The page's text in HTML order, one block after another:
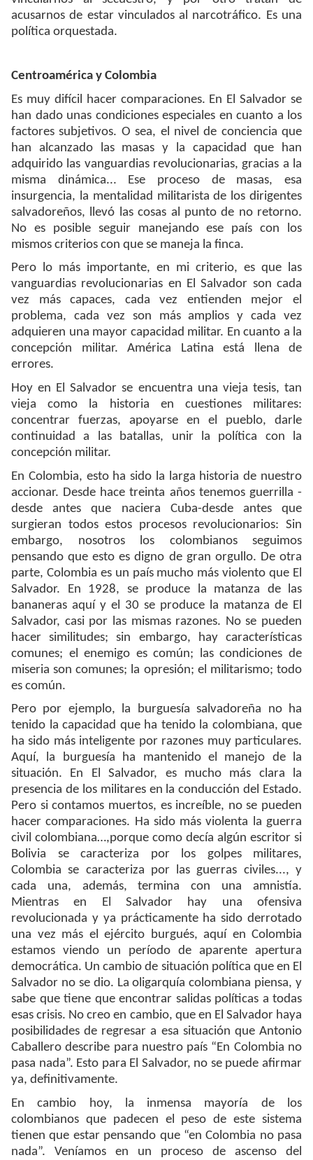
acusarnos de estar vinculados al narcotráfico. Es una
política orquestada.
Centroamérica y Colombia
Es muy difícil hacer comparaciones. En El Salvador se
han dado unas condiciones especiales en cuanto a los
factores subjetivos. O sea, el nivel de conciencia que
han alcanzado las masas y la capacidad que han
adquirido las vanguardias revolucionarias, gracias a la
misma dinámica... Ese proceso de masas, esa
insurgencia, la mentalidad militarista de los dirigentes
salvadoreños, llevó las cosas al punto de no retorno.
No es posible seguir manejando ese país con los
mismos criterios con que se maneja la finca.
Pero lo más importante, en mi criterio, es que las
vanguardias revolucionarias en El Salvador son cada
vez más capaces, cada vez entienden mejor el
problema, cada vez son más amplios y cada vez
adquieren una mayor capacidad militar. En cuanto a la
concepción militar. América Latina está llena de
errores.
Hoy en El Salvador se encuentra una vieja tesis, tan
vieja como la historia en cuestiones militares:
concentrar fuerzas, apoyarse en el pueblo, darle
continuidad a las batallas, unir la política con la
concepción militar.
En Colombia, esto ha sido la larga historia de nuestro
accionar. Desde hace treinta años tenemos guerrilla -
desde antes que naciera Cuba-desde antes que
surgieran todos estos procesos revolucionarios: Sin
embargo, nosotros los colombianos seguimos
pensando que esto es digno de gran orgullo. De otra
parte, Colombia es un país mucho más violento que El
Salvador. En 1928, se produce la matanza de las
bananeras aquí y el 30 se produce la matanza de El
Salvador, casi por las mismas razones. No se pueden
hacer similitudes; sin embargo, hay características
comunes; el enemigo es común; las condiciones de
miseria son comunes; la opresión; el militarismo; todo
es común.
Pero por ejemplo, la burguesía salvadoreña no ha
tenido la capacidad que ha tenido la colombiana, que
ha sido más inteligente por razones muy particulares.
Aquí, la burguesía ha mantenido el manejo de la
situación. En El Salvador, es mucho más clara la
presencia de los militares en la conducción del Estado.
Pero si contamos muertos, es increíble, no se pueden
hacer comparaciones. Ha sido más violenta la guerra
civil colombiana…,porque como decía algún escritor si
Bolivia se caracteriza por los golpes militares,
Colombia se caracteriza por las guerras civiles..., y
cada una, además, termina con una amnistía.
Mientras en El Salvador hay una ofensiva
revolucionada y ya prácticamente ha sido derrotado
una vez más el ejército burgués, aquí en Colombia
estamos viendo un período de aparente apertura
democrática. Un cambio de situación política que en El
Salvador no se dio. La oligarquía colombiana piensa, y
sabe que tiene que encontrar salidas políticas a todas
esas crisis. No creo en cambio, que en El Salvador haya
posibilidades de regresar a esa situación que Antonio
Caballero describe para nuestro país “En Colombia no
pasa nada”. Esto para El Salvador, no se puede afirmar
ya, definitivamente.
En cambio hoy, la inmensa mayoría de los
colombianos que padecen el peso de este sistema
tienen que estar pensando que “en Colombia no pasa
nada”. Veníamos en un proceso de ascenso del